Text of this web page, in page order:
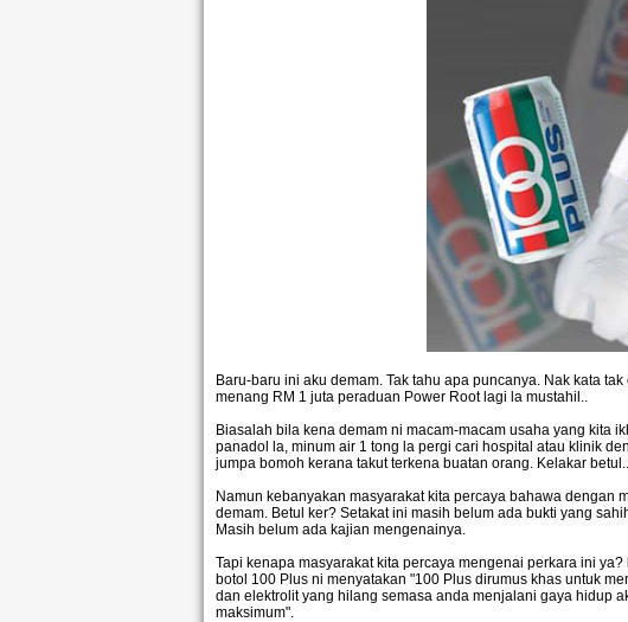
Baru-baru ini aku demam. Tak tahu apa puncanya. Nak kata
menang RM 1 juta peraduan Power Root lagi la mustahil..
Biasalah bila kena demam ni macam-macam usaha yang kita
panadol la, minum air 1 tong la pergi cari hospital atau klinik
jumpa bomoh kerana takut terkena buatan orang. Kelakar betul..
Namun kebanyakan masyarakat kita percaya bahawa dengan
demam. Betul ker? Setakat ini masih belum ada bukti yang
Masih belum ada kajian mengenainya.
Tapi kenapa masyarakat kita percaya mengenai perkara ini
botol 100 Plus ni menyatakan "100 Plus dirumus khas untuk
dan elektrolit yang hilang semasa anda menjalani gaya hidup
maksimum".